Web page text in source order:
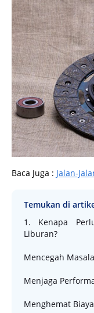
Baca Juga : Jalan-
Temukan di
1. Kenapa
Liburan?
Mencegah
Menjaga
Menghemat